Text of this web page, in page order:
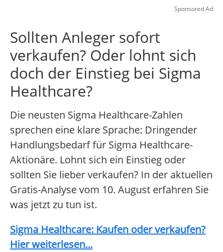
Sponsored Ad
Sollten Anleger sofort
verkaufen? Oder lohnt sich
doch der Einstieg bei Sigma
Healthcare?
Die neusten Sigma Healthcare-Zahlen
sprechen eine klare Sprache: Dringender
Handlungsbedarf für Sigma Healthcare-
Aktionäre. Lohnt sich ein Einstieg oder
sollten Sie lieber verkaufen? In der aktuellen
Gratis-Analyse vom 10. August erfahren Sie
was jetzt zu tun ist.
Sigma Healthcare: Kaufen oder verkaufen?
Hier weiterlesen...